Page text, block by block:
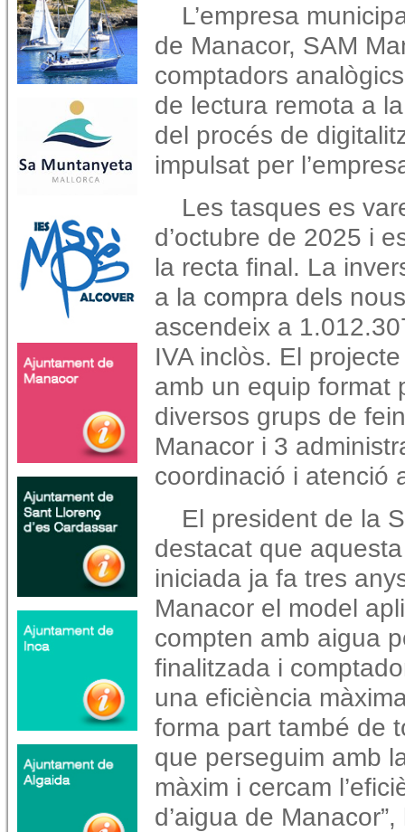
L’empresa
de Manacor, SAM
comptadors
de lectura remota a
del procés de
impulsat per
Les tasques es
d’octubre de 2025 i
la recta final. La
a la compra dels
ascendeix a
IVA inclòs. El
amb un equip format
diversos grups de
Manacor i 3
coordinació i atenció
El president de la
destacat que
iniciada ja fa tres
Manacor el model
compten amb aigua
finalitzada i
una eficiència
forma part també de
que perseguim amb
màxim i cercam
d’aigua de